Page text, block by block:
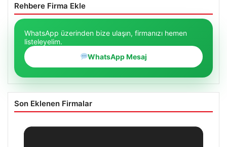
Rehbere Firma Ekle
WhatsApp üzerinden bize ulaşın, firmanızı hemen
listeleyelim.
WhatsApp Mesaj
Son Eklenen Firmalar